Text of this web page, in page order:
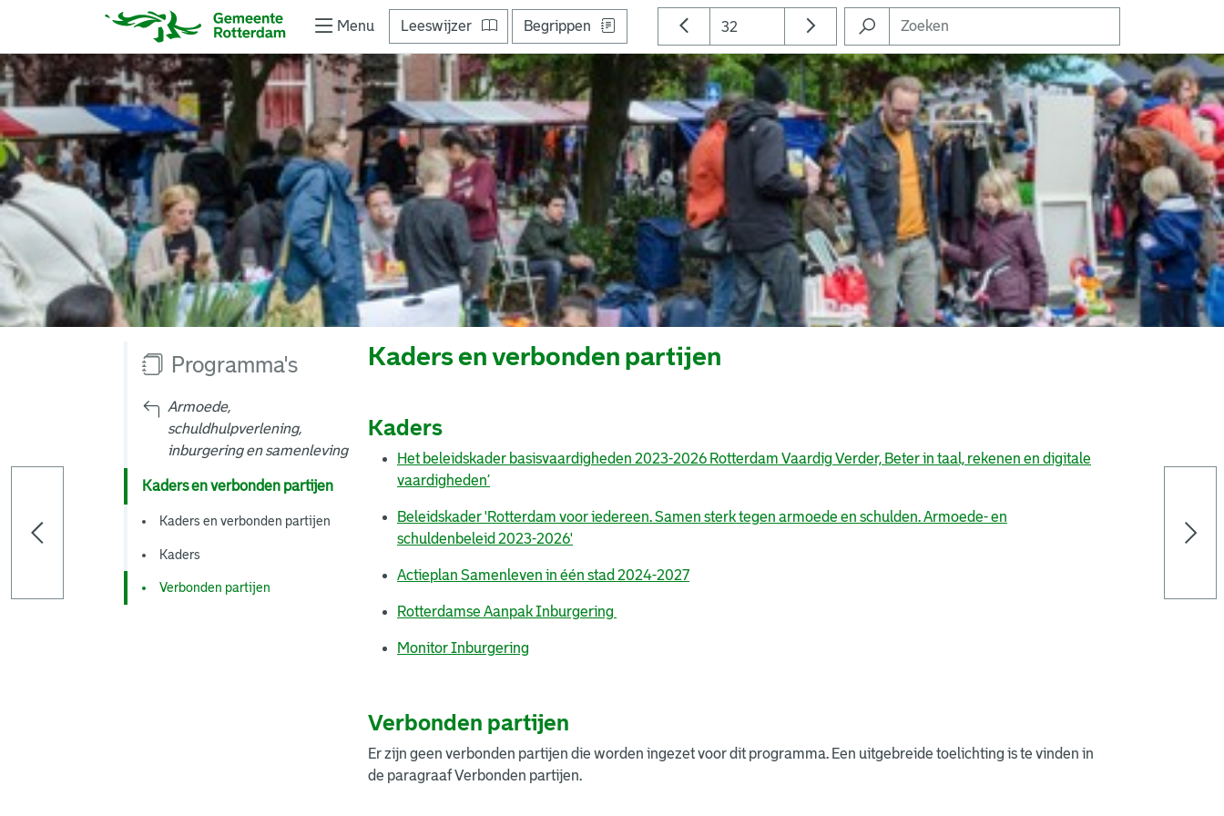
Menu Leeswijzer Begrippen
Programma's
Armoede,
schuldhulpverlening,
inburgering en samenleving
Kaders en verbonden partijen
Kaders en verbonden partijen
Kaders
Verbonden partijen
Kaders en verbonden partijen
Kaders
Het beleidskader basisvaardigheden 2023-2026 Rotterdam Vaardig Verder, Beter in taal, rekenen en digitale
vaardigheden’
Beleidskader 'Rotterdam voor iedereen. Samen sterk tegen armoede en schulden. Armoede- en
schuldenbeleid 2023-2026'
Actieplan Samenleven in één stad 2024-2027
Rotterdamse Aanpak Inburgering
Monitor Inburgering
Verbonden partijen
Er zijn geen verbonden partijen die worden ingezet voor dit programma. Een uitgebreide toelichting is te vinden in
de paragraaf Verbonden partijen.